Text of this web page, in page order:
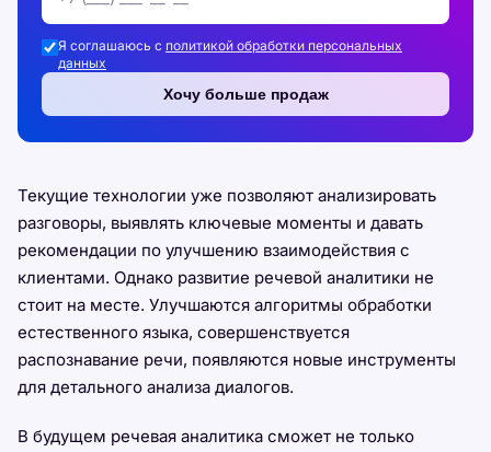
Я соглашаюсь с политикой обработки персональных
данных
Хочу больше продаж
Текущие технологии уже позволяют анализировать
разговоры, выявлять ключевые моменты и давать
рекомендации по улучшению взаимодействия с
клиентами. Однако развитие речевой аналитики не
стоит на месте. Улучшаются алгоритмы обработки
естественного языка, совершенствуется
распознавание речи, появляются новые инструменты
для детального анализа диалогов.
В будущем речевая аналитика сможет не только